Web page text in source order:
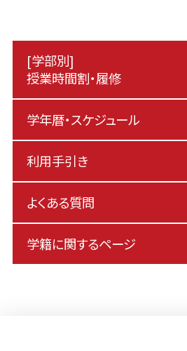
[学部別]
授業時間割・履修
学年暦・スケジュール
利用手引き
よくある質問
学籍に関するページ